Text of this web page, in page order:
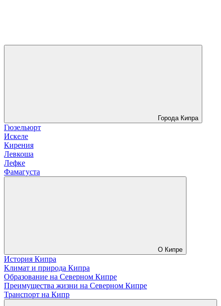
Города Кипра
Гюзельюрт
Искеле
Кирения
Левкоша
Лефке
Фамагуста
О Кипре
История Кипра
Климат и природа Кипра
Образование на Северном Кипре
Преимущества жизни на Северном Кипре
Транспорт на Кипр